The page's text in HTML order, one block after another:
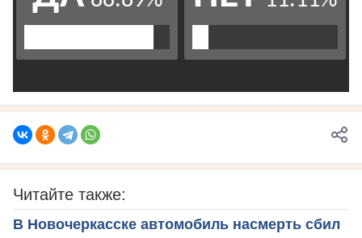
Читайте также:
В Новочеркасске автомобиль насмерть сбил